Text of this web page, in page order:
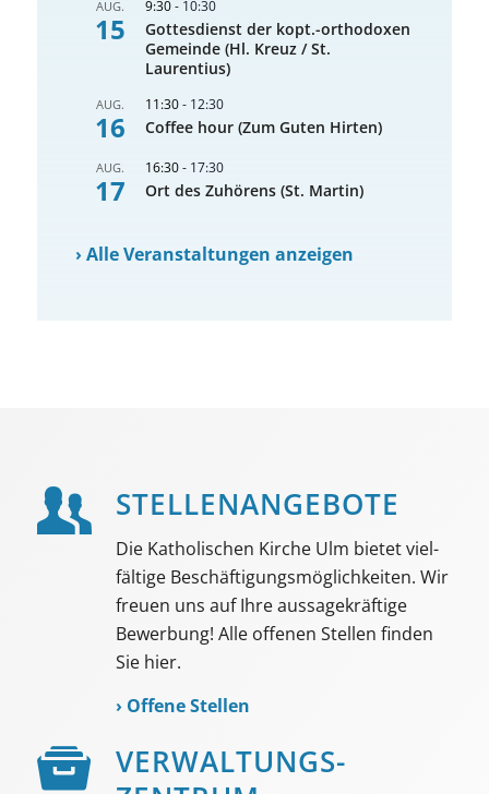
AUG.
15
9:30- 10:30
Gottesdienst der kopt.-orthodoxen
Gemeinde (Hl. Kreuz / St.
Laurentius)
AUG.
16
11:30- 12:30
Coffee hour (Zum Guten Hirten)
AUG.
17
16:30- 17:30
Ort des Zuhörens (St. Martin)
›Alle Veranstaltungen anzeigen
STELLEN­ANGEBOTE
Die Katholischen Kirche Ulm bietet viel­
fältige Beschäf­tigungs­möglich­keiten. Wir
freuen uns auf Ihre aussage­kräftige
Bewerbung! Alle offenen Stellen finden
Sie hier.
› Offene Stellen
VER­WALTUNGS­­